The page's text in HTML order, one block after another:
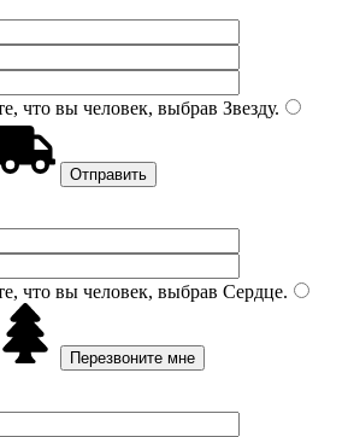
что вы человек, выбрав Звезду.
что вы человек, выбрав Сердце.